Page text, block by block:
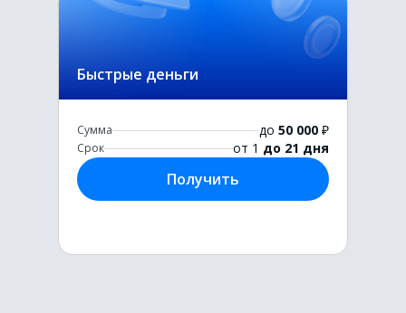
Быстрые деньги
Сумма до 50 000 ₽
Срок от 1 до 21 дня
Получить